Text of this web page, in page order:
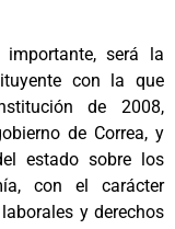
será la
con la que
de 2008,
de Correa, y
estado sobre los
con el carácter
y derechos